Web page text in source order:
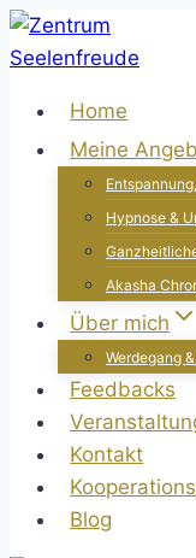
Zum
Inhalt
Home
Meine
Hypnose &
Akasha
Über mich
Werdegang
Feedbacks
Kontakt
Blog